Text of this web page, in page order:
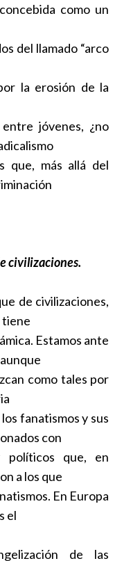
como un
del llamado “arco
la erosión de la
jóvenes, ¿no
que, más allá del
civilizaciones.
de civilizaciones,
tiene
Estamos ante
como tales por
fanatismos y sus
con
políticos que, en
a los que
En Europa
el
de las